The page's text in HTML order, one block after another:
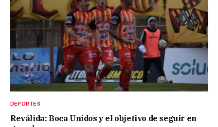
DEPORTES
Reválida: Boca Unidos y el objetivo de seguir en